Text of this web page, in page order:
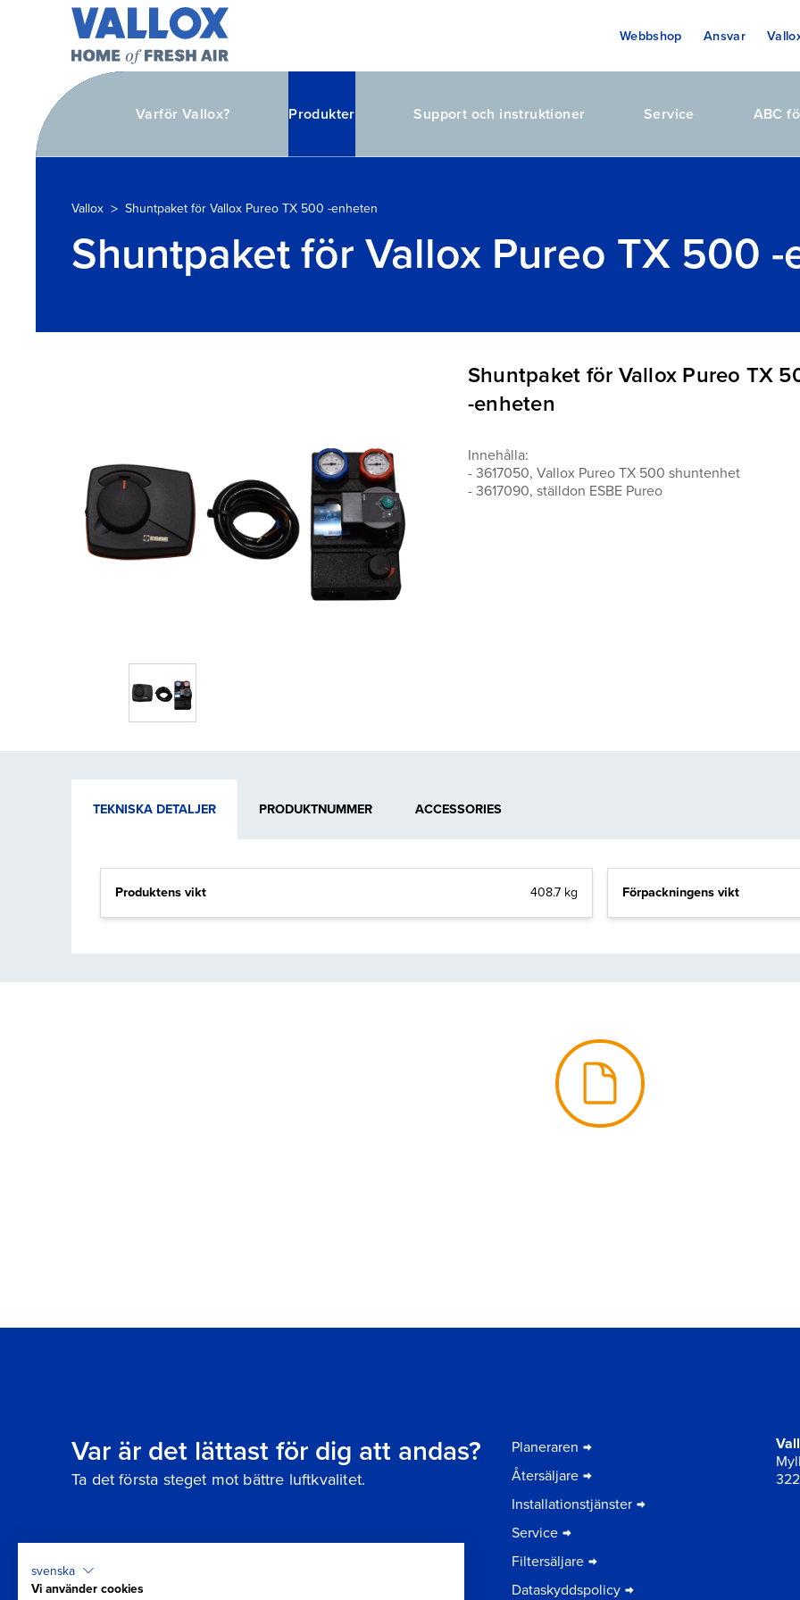
Webbshop Ansvar
Varför Vallox? Produkter Support och instruktioner Service ABC
Vallox > Shuntpaket för Vallox Pureo TX 500 -enheten
Shuntpaket för Vallox Pureo TX 500 -
Shuntpaket för Vallox Pureo TX
-enheten
Innehålla:
- 3617050, Vallox Pureo TX 500 shuntenhet
- 3617090, ställdon ESBE Pureo
TEKNISKA DETALJER PRODUKTNUMMER ACCESSORIES
Produktens vikt 408.7 kg Förpackningens vikt
Var är det lättast för dig att andas?
Ta det första steget mot bättre luftkvalitet.
Planeraren
Återsäljare
Installationstjänster
Service
Filtersäljare
Dataskyddspolicy
svenska
Vi använder cookies